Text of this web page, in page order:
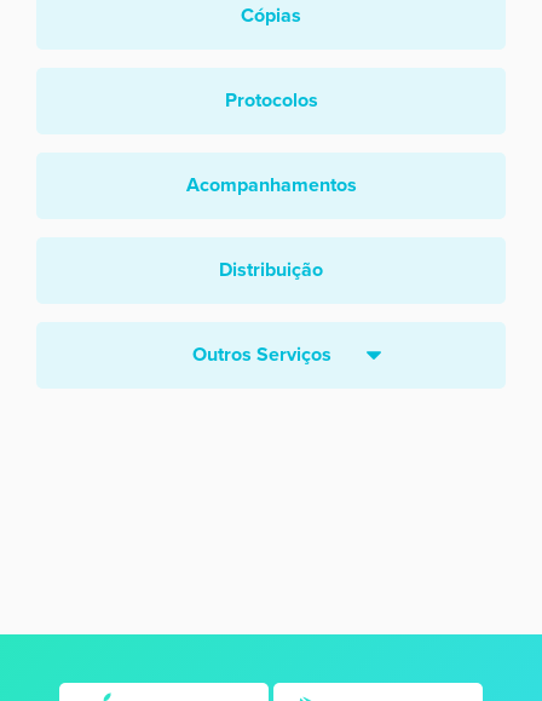
Cópias
Protocolos
Acompanhamentos
Distribuição
Outros Serviços